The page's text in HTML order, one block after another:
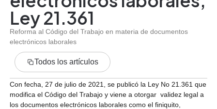
EN
Ley 21.361
Reforma al Código del Trabajo en materia de documentos
electrónicos laborales
Todos los artículos
Con fecha, 27 de julio de 2021, se publicó la Ley No 21.361 que
modifica el Código del Trabajo y viene a otorgar validez legal a
los documentos electrónicos laborales como el finiquito,